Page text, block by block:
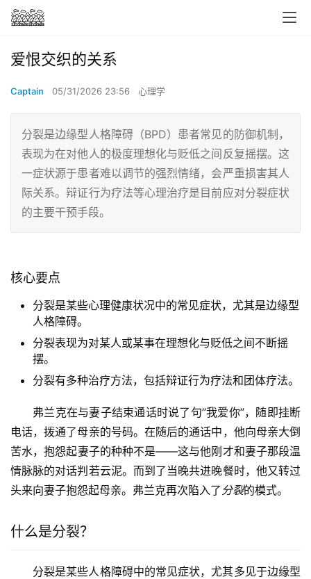
爱恨交织的关系
Captain 05/31/2026 23:56 心理学
分裂是边缘型人格障碍（BPD）患者常见的防御机制，
表现为在对他人的极度理想化与贬低之间反复摇摆。这
一症状源于患者难以调节的强烈情绪，会严重损害其人
际关系。辩证行为疗法等心理治疗是目前应对分裂症状
的主要干预手段。
核心要点
分裂是某些心理健康状况中的常见症状，尤其是边缘型
人格障碍。
分裂表现为对某人或某事在理想化与贬低之间不断摇
摆。
分裂有多种治疗方法，包括辩证行为疗法和团体疗法。
弗兰克在与妻子结束通话时说了句”我爱你”，随即挂断
电话，拨通了母亲的号码。在随后的通话中，他向母亲大倒
苦水，抱怨起妻子的种种不是——这与他刚才和妻子那段温
情脉脉的对话判若云泥。而到了当晚共进晚餐时，他又转过
头来向妻子抱怨起母亲。弗兰克再次陷入了 分裂的模式。
什么是分裂？
分裂是某些人格障碍中的常见症状，尤其多见于边缘型